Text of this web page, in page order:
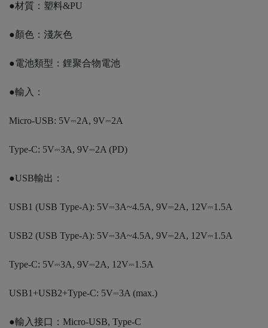
●材質：塑料&PU
●顏色：淺灰色
●電池類型：鋰聚合物電池
●輸入：
Micro-USB: 5V⎓2A, 9V⎓2A
Type-C: 5V⎓3A, 9V⎓2A (PD)
●USB輸出：
USB1 (USB Type-A): 5V⎓3A~4.5A, 9V⎓2A, 12V⎓1.5A
USB2 (USB Type-A): 5V⎓3A~4.5A, 9V⎓2A, 12V⎓1.5A
Type-C: 5V⎓3A, 9V⎓2A, 12V⎓1.5A
USB1+USB2+Type-C: 5V⎓3A (max.)
●輸入接口：Micro-USB, Type-C